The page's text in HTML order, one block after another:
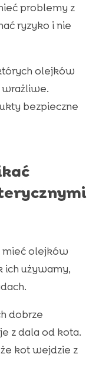
problemy z
ryzyko i nie
olejków
wrażliwe.
bezpieczne
mieć olejków
ich używamy,
dobrze
z dala od kota.
kot wejdzie z